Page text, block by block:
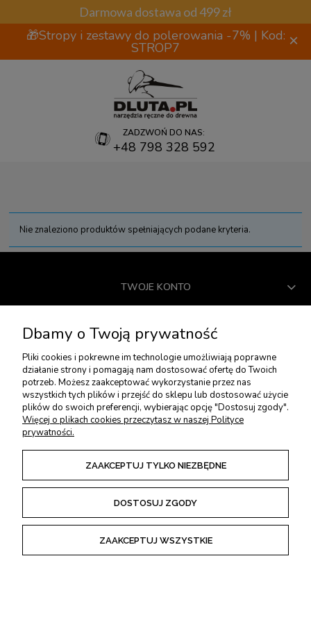
Darmowa dostawa od 499 zł
🎁Stropy i zestawy do polerowania -7% | Kod:
STROP7 ×
ZADZWOŃ DO NAS:
+48 798 328 592
Nie znaleziono produktów spełniających podane kryteria.
TWOJE KONTO
USŁUGI DODATKOWE
PŁATNOŚCI I DOSTAWA
ZWROTY I REKLAMACJE
POKAŻ PEŁNĄ WERSJĘ STRONY
Sklep internetowy Shoper Premium
Dbamy o Twoją prywatność
Pliki cookies i pokrewne im technologie umożliwiają poprawne
działanie strony i pomagają nam dostosować ofertę do Twoich
potrzeb. Możesz zaakceptować wykorzystanie przez nas
wszystkich tych plików i przejść do sklepu lub dostosować użycie
plików do swoich preferencji, wybierając opcję "Dostosuj zgody".
Więcej o plikach cookies przeczytasz w naszej Polityce
prywatności.
ZAAKCEPTUJ TYLKO NIEZBĘDNE
DOSTOSUJ ZGODY
ZAAKCEPTUJ WSZYSTKIE